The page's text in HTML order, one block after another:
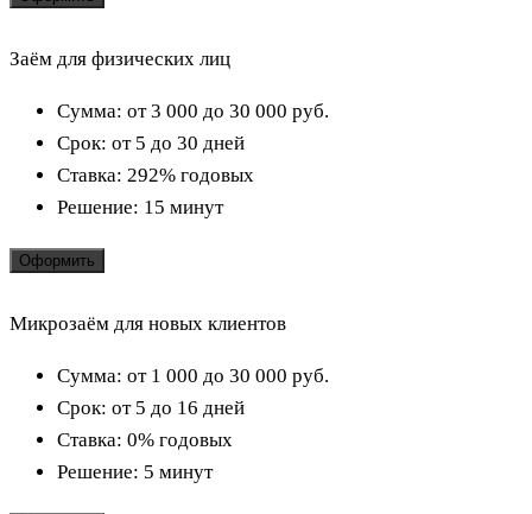
Заём для физических лиц
Сумма: от 3 000 до 30 000 руб.
Срок: от 5 до 30 дней
Ставка: 292% годовых
Решение: 15 минут
Оформить
Микрозаём для новых клиентов
Сумма: от 1 000 до 30 000 руб.
Срок: от 5 до 16 дней
Ставка: 0% годовых
Решение: 5 минут